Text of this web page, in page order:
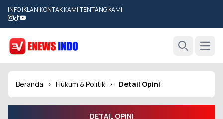
INFO IKLAN|KONTAK KAMI|TENTANG KAMI
Beranda Hukum & Politik Detail Opini
DETAIL OPINI